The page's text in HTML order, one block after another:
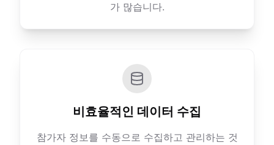
가 많습니다.
비효율적인 데이터 수집
참가자 정보를 수동으로 수집하고 관리하는 것